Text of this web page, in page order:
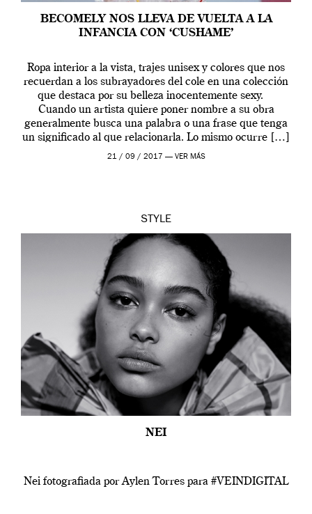
BECOMELY NOS LLEVA DE VUELTA A LA
INFANCIA CON ‘CUSHAME’
Ropa interior a la vista, trajes unisex y colores que nos
recuerdan a los subrayadores del cole en una colección
que destaca por su belleza inocentemente sexy.
Cuando un artista quiere poner nombre a su obra
generalmente busca una palabra o una frase que tenga
un significado al que relacionarla. Lo mismo ocurre […]
21 / 09 / 2017 — VER MÁS
STYLE
NEI
Nei fotografiada por Aylen Torres para #VEINDIGITAL